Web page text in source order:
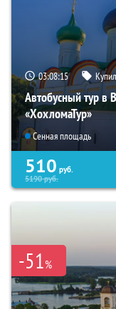
03:08:14
Автобусный тур в
«ХохломаТур»
Сенная площадь
510 руб.
5190руб.
-51%